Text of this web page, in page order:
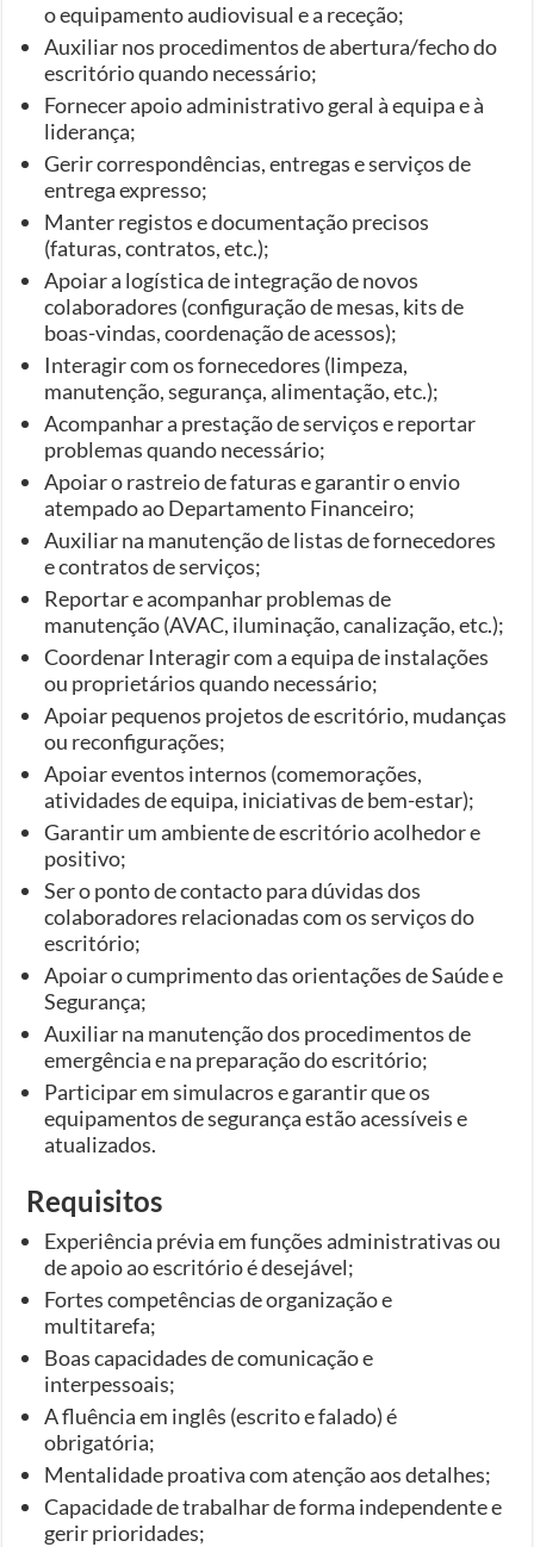
o equipamento audiovisual e a receção;
Auxiliar nos procedimentos de abertura/fecho do
escritório quando necessário;
Fornecer apoio administrativo geral à equipa e à
liderança;
Gerir correspondências, entregas e serviços de
entrega expresso;
Manter registos e documentação precisos
(faturas, contratos, etc.);
Apoiar a logística de integração de novos
colaboradores (configuração de mesas, kits de
boas-vindas, coordenação de acessos);
Interagir com os fornecedores (limpeza,
manutenção, segurança, alimentação, etc.);
Acompanhar a prestação de serviços e reportar
problemas quando necessário;
Apoiar o rastreio de faturas e garantir o envio
atempado ao Departamento Financeiro;
Auxiliar na manutenção de listas de fornecedores
e contratos de serviços;
Reportar e acompanhar problemas de
manutenção (AVAC, iluminação, canalização, etc.);
Coordenar Interagir com a equipa de instalações
ou proprietários quando necessário;
Apoiar pequenos projetos de escritório, mudanças
ou reconfigurações;
Apoiar eventos internos (comemorações,
atividades de equipa, iniciativas de bem-estar);
Garantir um ambiente de escritório acolhedor e
positivo;
Ser o ponto de contacto para dúvidas dos
colaboradores relacionadas com os serviços do
escritório;
Apoiar o cumprimento das orientações de Saúde e
Segurança;
Auxiliar na manutenção dos procedimentos de
emergência e na preparação do escritório;
Participar em simulacros e garantir que os
equipamentos de segurança estão acessíveis e
atualizados.
Requisitos
Experiência prévia em funções administrativas ou
de apoio ao escritório é desejável;
Fortes competências de organização e
multitarefa;
Boas capacidades de comunicação e
interpessoais;
A fluência em inglês (escrito e falado) é
obrigatória;
Mentalidade proativa com atenção aos detalhes;
Capacidade de trabalhar de forma independente e
gerir prioridades;